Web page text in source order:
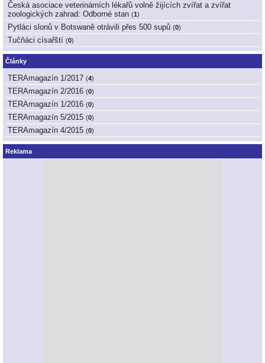
Česká asociace veterinárních lékařů volně žijících zvířat a zvířat
zoologických zahrad: Odborné stan (1 )
Pytláci slonů v Botswaně otrávili přes 500 supů (0)
Tučňáci císařští (0)
Články
TERAmagazín 1/2017 (4)
TERAmagazín 2/2016 (0)
TERAmagazín 1/2016 (0)
TERAmagazín 5/2015 (0)
TERAmagazín 4/2015 (0)
Reklama